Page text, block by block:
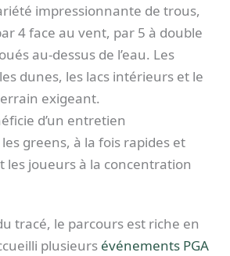
impressionnante de trous,
4 face au vent, par 5 à double
au-dessus de l’eau. Les
dunes, les lacs intérieurs et le
exigeant.
d’un entretien
greens, à la fois rapides et
les joueurs à la concentration
tracé, le parcours est riche en
plusieurs événements PGA